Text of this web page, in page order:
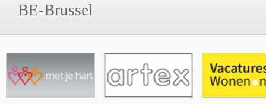
BE-Brussel